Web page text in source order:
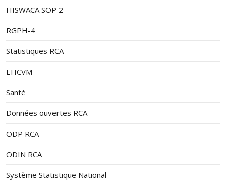
HISWACA SOP 2
RGPH-4
Statistiques RCA
EHCVM
Santé
Données ouvertes RCA
ODP RCA
ODIN RCA
Système Statistique National